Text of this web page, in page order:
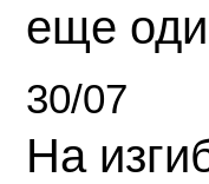
еще
30/07
На